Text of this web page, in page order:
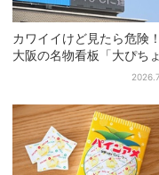
カワイイけど見たら危険！
大阪の名物看板「大ぴちょ
んくん」に異変、青→真っ